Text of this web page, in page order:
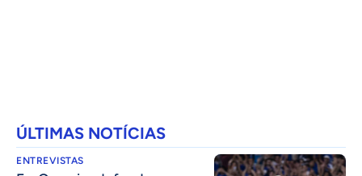
ÚLTIMAS NOTÍCIAS
ENTREVISTAS